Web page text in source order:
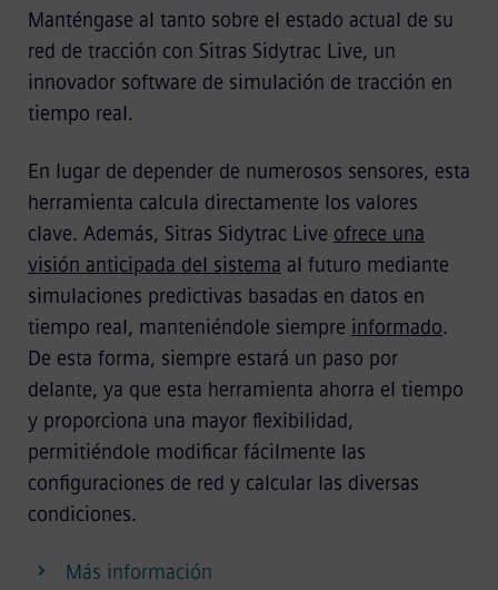
Manténgase al tanto sobre el estado actual de su
red de tracción con Sitras Sidytrac Live, un
innovador software de simulación de tracción en
tiempo real.
En lugar de depender de numerosos sensores, esta
herramienta calcula directamente los valores
clave. Además, Sitras Sidytrac Live ofrece una
visión anticipada del sistema al futuro mediante
simulaciones predictivas basadas en datos en
tiempo real, manteniéndole siempre informado.
De esta forma, siempre estará un paso por
delante, ya que esta herramienta ahorra el tiempo
y proporciona una mayor flexibilidad,
permitiéndole modificar fácilmente las
configuraciones de red y calcular las diversas
condiciones.
Más información